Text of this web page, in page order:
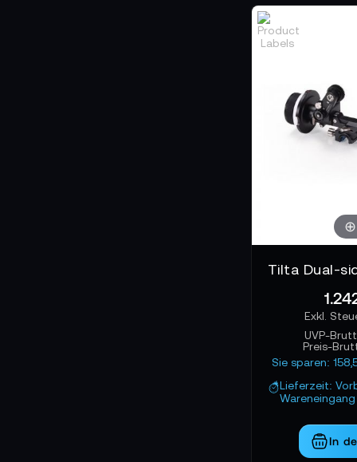
UVP-
Preis-
Sie sparen:
Lieferzeit:
In